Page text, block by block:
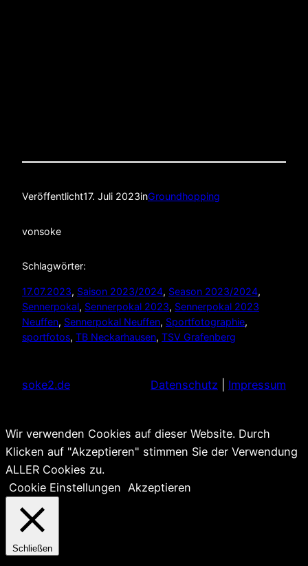
Veröffentlicht17. Juli 2023inGroundhopping
vonsoke
Schlagwörter:
17.07.2023, Saison 2023/2024, Season 2023/2024
Sennerpokal, Sennerpokal 2023, Sennerpokal 2023
Neuffen, Sennerpokal Neuffen, Sportfotographie
sportfotos, TB Neckarhausen, TSV Grafenberg
soke2.de Datenschutz Impressum
Wir verwenden Cookies auf dieser Website. Durch
Klicken auf "Akzeptieren" stimmen Sie der Verwendung
ALLER Cookies zu.
Cookie Einstellungen Akzeptieren
Schließen